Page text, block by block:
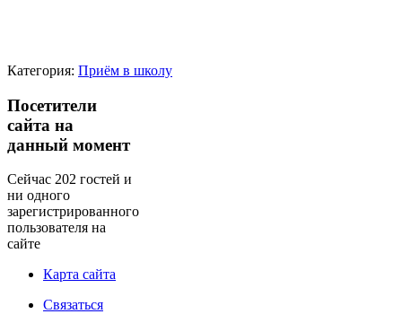
Категория: Приём в школу
Посетители
сайта на
данный момент
Сейчас 202 гостей и
ни одного
зарегистрированного
пользователя на
сайте
Карта сайта
Связаться